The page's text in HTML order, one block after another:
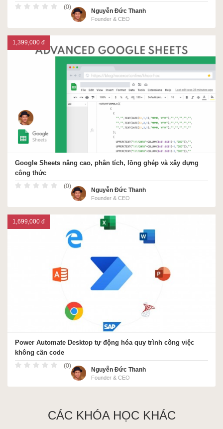
(0)
Nguyễn Đức Thanh
Founder & CEO
Google Sheets nâng cao, phân tích, lồng ghép và xây dựng
công thức
(0)
Nguyễn Đức Thanh
Founder & CEO
1,399,000 đ
Power Automate Desktop tự động hóa quy trình công việc
không cần code
(0)
Nguyễn Đức Thanh
Founder & CEO
1,699,000 đ
CÁC KHÓA HỌC KHÁC